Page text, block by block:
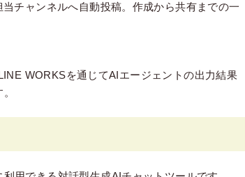
チャンネルへ自動投稿。作成から共有までの一
WORKSを通じてAIエージェントの出力結果